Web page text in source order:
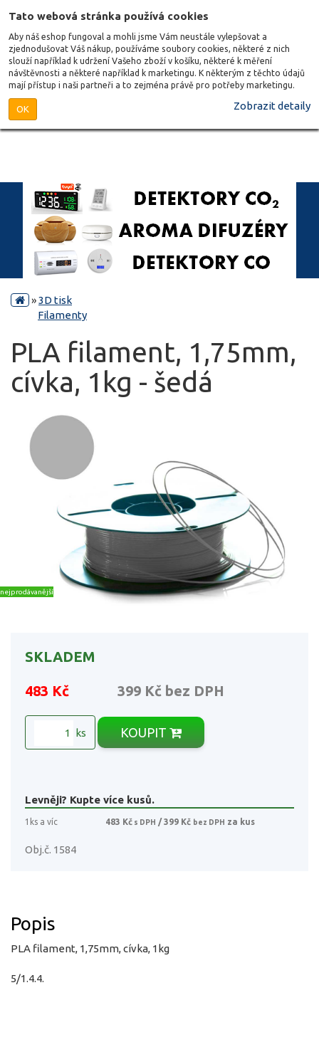
Tato webová stránka používá cookies
Aby náš eshop fungoval a mohli jsme Vám neustále vylepšovat a
zjednodušovat Váš nákup, používáme soubory cookies, některé z nich
slouží například k udržení Vašeho zboží v košíku, některé k měření
návštěvnosti a některé například k marketingu. K některým z těchto údajů
mají přístup i naši partneři a to zejména právě pro potřeby marketingu.
OK Zobrazit detaily
»3D tisk
Filamenty
PLA filament, 1,75mm,
cívka, 1kg - šedá
nejprodávanější
SKLADEM
483 Kč 399 Kč bez DPH
ks KOUPIT
Levněji? Kupte více kusů.
1ks a víc 483 Kč s DPH / 399 Kč bez DPH za kus
Obj.č. 1584
Popis
PLA filament, 1,75mm, cívka, 1kg
5/1.4.4.